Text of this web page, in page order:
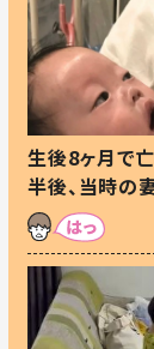
生後8ヶ月で
半後、当時の
た本音とは